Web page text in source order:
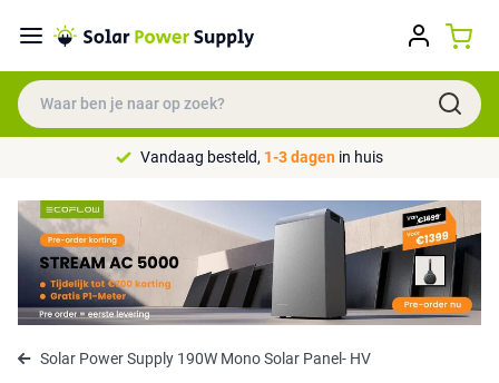
Vandaag besteld, 1-3 dagen in huis
Solar Power Supply 190W Mono Solar Panel- HV